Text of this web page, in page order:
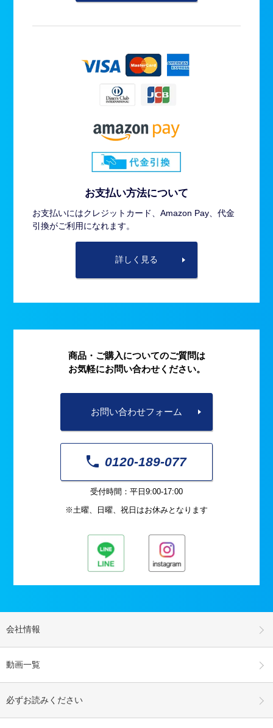
お支払い方法について
お支払いにはクレジットカード、Amazon Pay、代金
引換がご利用になれます。
詳しく見る
商品・ご購入についてのご質問は
お気軽にお問い合わせください。
お問い合わせフォーム
0120-189-077
受付時間：平日9:00-17:00
※土曜、日曜、祝日はお休みとなります
会社情報
動画一覧
必ずお読みください